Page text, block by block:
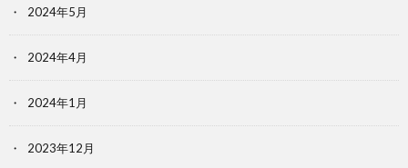
2024年5月
2024年4月
2024年1月
2023年12月